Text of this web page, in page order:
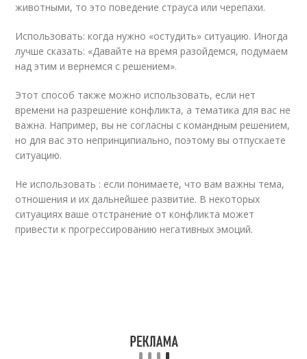
животными, то это поведение страуса или черепахи.
Использовать: когда нужно «остудить» ситуацию. Иногда
лучше сказать: «Давайте на время разойдемся, подумаем
над этим и вернемся с решением».
Этот способ также можно использовать, если нет
времени на разрешение конфликта, а тематика для вас не
важна. Например, вы не согласны с командным решением,
но для вас это непринципиально, поэтому вы отпускаете
ситуацию.
Не использовать : если понимаете, что вам важны тема,
отношения и их дальнейшее развитие. В некоторых
ситуациях ваше отстранение от конфликта может
привести к прогрессированию негативных эмоций.